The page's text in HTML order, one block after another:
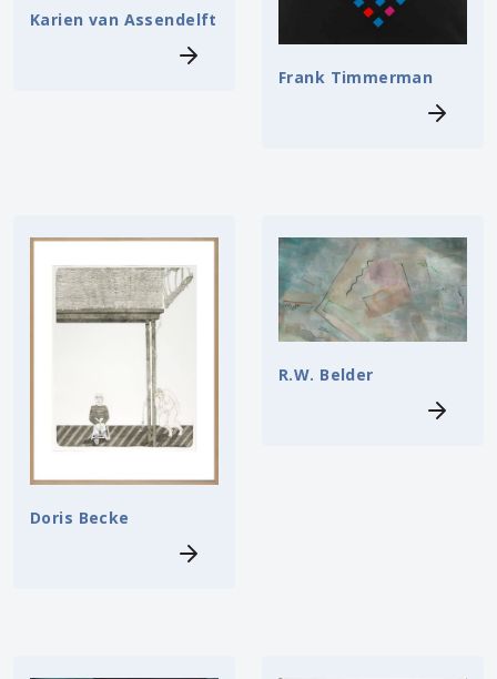
Karien van Assendelft
Frank Timmerman
Doris Becke
R.W. Belder